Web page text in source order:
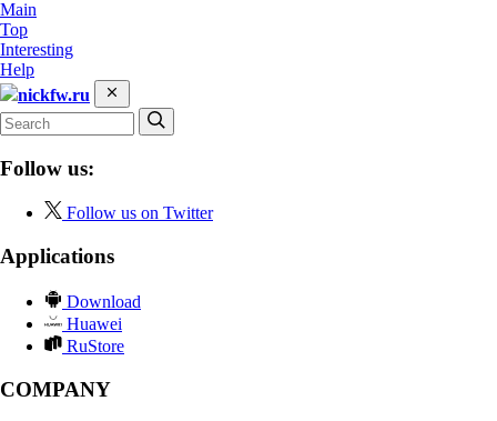
Main
Top
Interesting
Help
nickfw.ru
Follow us:
Follow us on Twitter
Applications
Download
Huawei
RuStore
COMPANY